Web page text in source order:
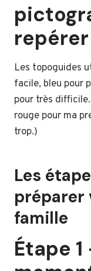
repérer
Les topoguides
facile, bleu pour
pour très
rouge pour ma
trop.)
Les
préparer
famille
Étape